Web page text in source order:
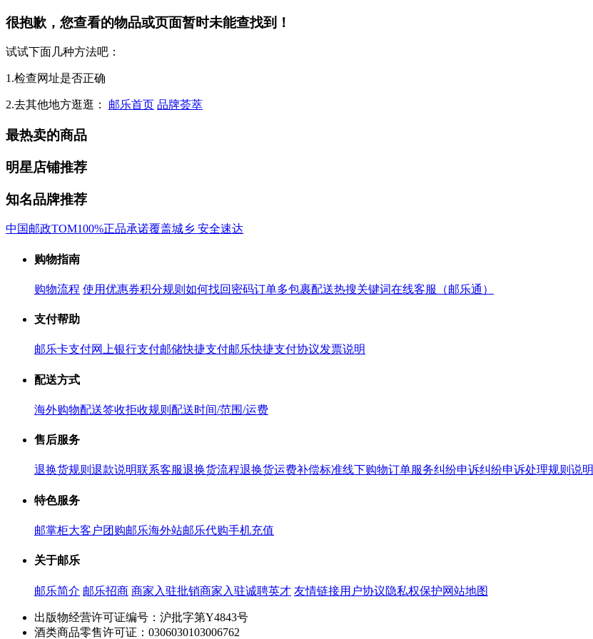
很抱歉，您查看的物品或页面暂时未能查找到！
试试下面几种方法吧：
1.检查网址是否正确
2.去其他地方逛逛： 邮乐首页 品牌荟萃
最热卖的商品
明星店铺推荐
知名品牌推荐
中国邮政TOM100%正品承诺覆盖城乡 安全速达
购物指南
购物流程 使用优惠券积分规则 如何找回密码订单多包裹配送热搜关键词在线客服（邮乐通）
支付帮助
邮乐卡支付网上银行支付邮储快捷支付邮乐快捷支付协议发票说明
配送方式
海外购物配送签收拒收规则 配送时间/范围/运费
售后服务
退换货规则 退款说明联系客服退换货流程退换货运费补偿标准线下购物订单服务纠纷申诉纠纷申诉处理规则说明
特色服务
邮掌柜大客户团购邮乐海外站邮乐代购手机充值
关于邮乐
邮乐简介 邮乐招商 商家入驻批销商家入驻诚聘英才 友情链接用户协议隐私权保护网站地图
出版物经营许可证编号：沪批字第Y4843号
酒类商品零售许可证：0306030103006762